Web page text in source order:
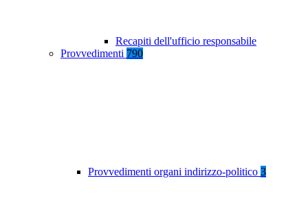
Recapiti dell'ufficio responsabile
Provvedimenti 790
Provvedimenti organi indirizzo-politico 3